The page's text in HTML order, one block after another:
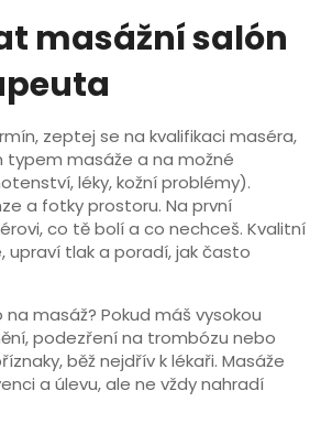
masážní salón
zeptej se na kvalifikaci maséra,
typem masáže a na možné
léky, kožní problémy).
a fotky prostoru. Na první
co tě bolí a co nechceš. Kvalitní
upraví tlak a poradí, jak často
masáž? Pokud máš vysokou
podezření na trombózu nebo
běž nejdřív k lékaři. Masáže
a úlevu, ale ne vždy nahradí